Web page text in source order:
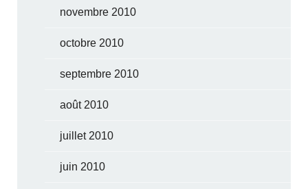
novembre 2010
octobre 2010
septembre 2010
août 2010
juillet 2010
juin 2010